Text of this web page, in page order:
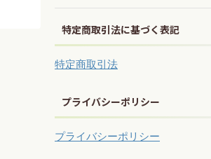
特定商取引法に基づく表記
特定商取引法
プライバシーポリシー
プライバシーポリシー